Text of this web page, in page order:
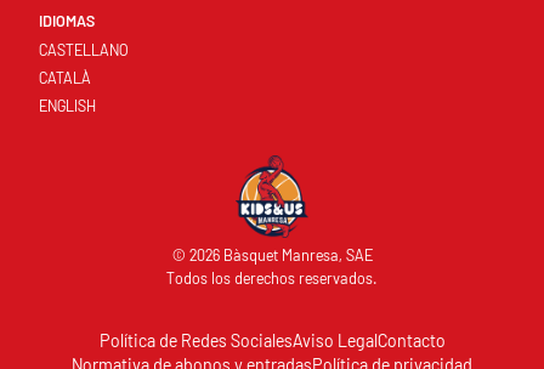
IDIOMAS
CASTELLANO
CATALÀ
ENGLISH
© 2026 Bàsquet Manresa, SAE
Todos los derechos reservados.
Política de Redes SocialesAviso LegalContacto
Normativa de abonos y entradasPolítica de privacidad